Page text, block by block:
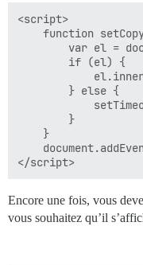
<script>
function
var el =
        if (el) {
        } else {
        }
    }
Encore une fois, vous
vous souhaitez qu’il